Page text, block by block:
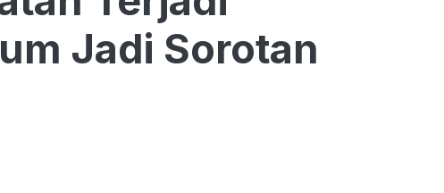
Jadi Sorotan